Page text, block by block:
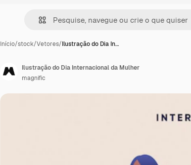
Início/stock/Vetores/Ilustração do Dia In…
Ilustração do Dia Internacional da Mulher
magnific